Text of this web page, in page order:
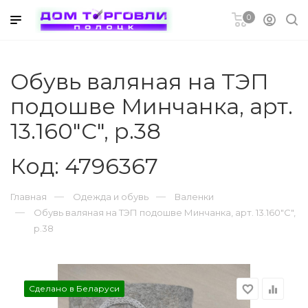
0
Обувь валяная на ТЭП
подошве Минчанка, арт.
13.160"С", р.38
Код: 4796367
Главная Одежда и обувь
Валенки
Обувь валяная на ТЭП подошве Минчанка, арт. 13.160"С",
р.38
Сделано в Беларуси favorite_border equalizer